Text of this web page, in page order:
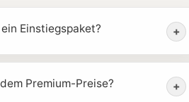
Einstiegspaket? +
Premium-Preise? +